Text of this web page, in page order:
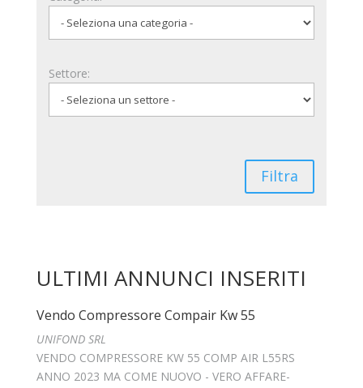
Settore:
Filtra
ULTIMI ANNUNCI INSERITI
Vendo Compressore Compair Kw 55
UNIFOND SRL
VENDO COMPRESSORE KW 55 COMP AIR L55RS
ANNO 2023 MA COME NUOVO - VERO AFFARE-